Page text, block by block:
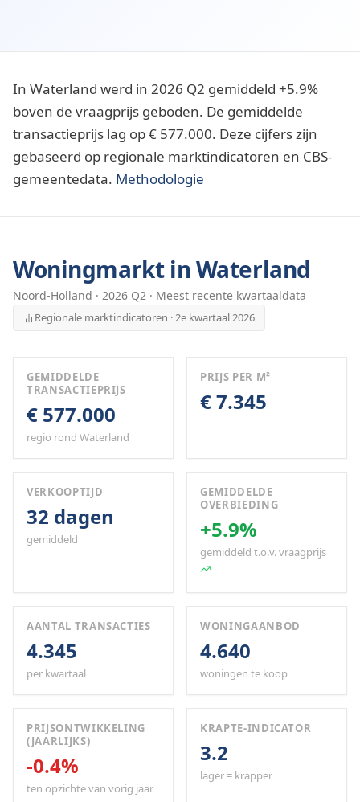
In Waterland werd in 2026 Q2 gemiddeld +5.9%
boven de vraagprijs geboden. De gemiddelde
transactieprijs lag op € 577.000. Deze cijfers zijn
gebaseerd op regionale marktindicatoren en CBS-
gemeentedata. Methodologie
Woningmarkt inWaterland
Noord-Holland · 2026 Q2 · Meest recente kwartaaldata
Regionale marktindicatoren · 2e kwartaal 2026
GEMIDDELDE
TRANSACTIEPRIJS
€ 577.000
regio rond Waterland
PRIJS PER M²
€ 7.345
VERKOOPTIJD
32 dagen
gemiddeld
GEMIDDELDE
OVERBIEDING
+5.9%
gemiddeld t.o.v. vraagprijs
AANTAL TRANSACTIES
4.345
per kwartaal
WONINGAANBOD
4.640
woningen te koop
PRIJSONTWIKKELING
(JAARLIJKS)
-0.4%
ten opzichte van vorig jaar
KRAPTE-INDICATOR
3.2
lager = krapper